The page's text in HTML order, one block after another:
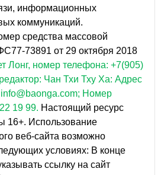
информационных
коммуникаций.
средства массовой
73891 от 29 октября 2018
Лонг, номер телефона: +7(905)
Чан Тхи Тху Ха: Адрес
Номер
19 99. Настоящий ресурс
16+. Использование
веб-сайта возможно
условиях: В конце
ссылку на сайт